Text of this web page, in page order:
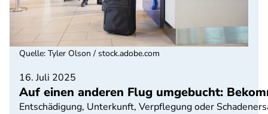
16. Juli 2025
Auf einen anderen Flug umgebucht:
Entschädigung, Unterkunft, Verpflegung oder
Quelle: Tyler Olson / stock.adobe.com